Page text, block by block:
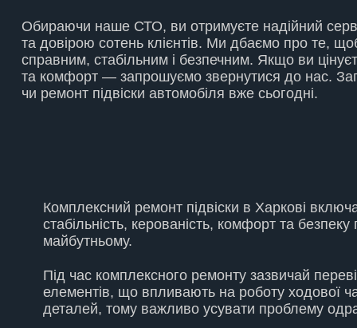
Обираючи наше СТО, ви отримуєте надійний
та довірою сотень клієнтів. Ми дбаємо про те,
справним, стабільним і безпечним. Якщо ви
та комфорт — запрошуємо звернутися до нас.
чи ремонт підвіски автомобіля вже сьогодні.
Комплексний ремонт підвіски в Харкові
стабільність, керованість, комфорт та
майбутньому.
Під час комплексного ремонту зазвичай
елементів, що впливають на роботу ходової
деталей, тому важливо усувати проблему